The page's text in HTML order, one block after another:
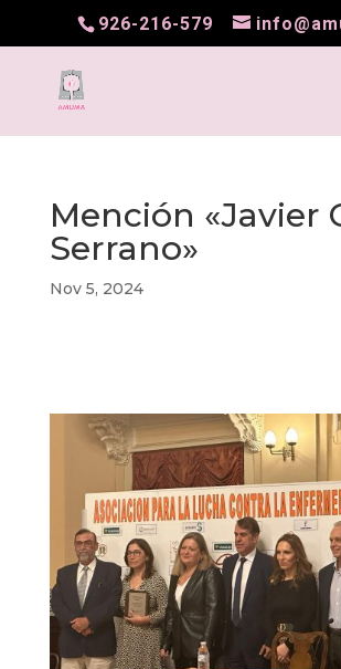
926-216-579
Mención «Javier
Serrano»
Nov 5, 2024